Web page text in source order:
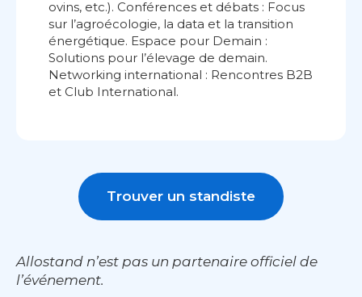
ovins, etc.). Conférences et débats : Focus
sur l’agroécologie, la data et la transition
énergétique. Espace pour Demain :
Solutions pour l’élevage de demain.
Networking international : Rencontres B2B
et Club International.
Trouver un standiste
Allostand n’est pas un partenaire officiel de
l’événement.